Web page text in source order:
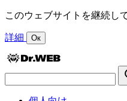
このウェブサイトを継続し
詳細 Ок